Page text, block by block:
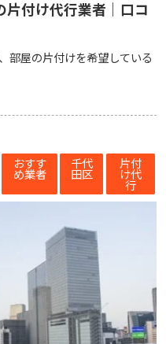
片付け代行業者｜口コ
部屋の片付けを希望している
おすす
め業者
千代
田区
片付
け代
行